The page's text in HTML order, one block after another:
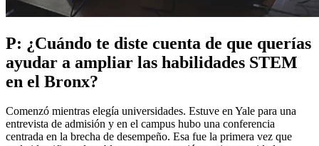
P: ¿Cuándo te diste cuenta de que querías
ayudar a ampliar las habilidades STEM
en el Bronx?
Comenzó mientras elegía universidades. Estuve en Yale para una
entrevista de admisión y en el campus hubo una conferencia
centrada en la brecha de desempeño. Esa fue la primera vez que